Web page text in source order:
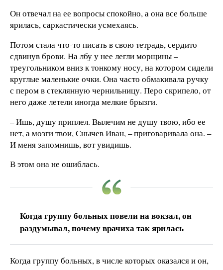
Он отвечал на ее вопросы спокойно, а она все больше
ярилась, саркастически усмехаясь.
Потом стала что-то писать в свою тетрадь, сердито
сдвинув брови. На лбу у нее легли морщины –
треугольником вниз к тонкому носу, на котором сидели
круглые маленькие очки. Она часто обмакивала ручку
с пером в стеклянную чернильницу. Перо скрипело, от
него даже летели иногда мелкие брызги.
– Ишь, душу приплел. Вылечим не душу твою, ибо ее
нет, а мозги твои, Снычев Иван, – приговаривала она. –
И меня запомнишь, вот увидишь.
В этом она не ошиблась.
Когда группу больных повели на вокзал, он
раздумывал, почему врачиха так ярилась
Когда группу больных, в числе которых оказался и он,